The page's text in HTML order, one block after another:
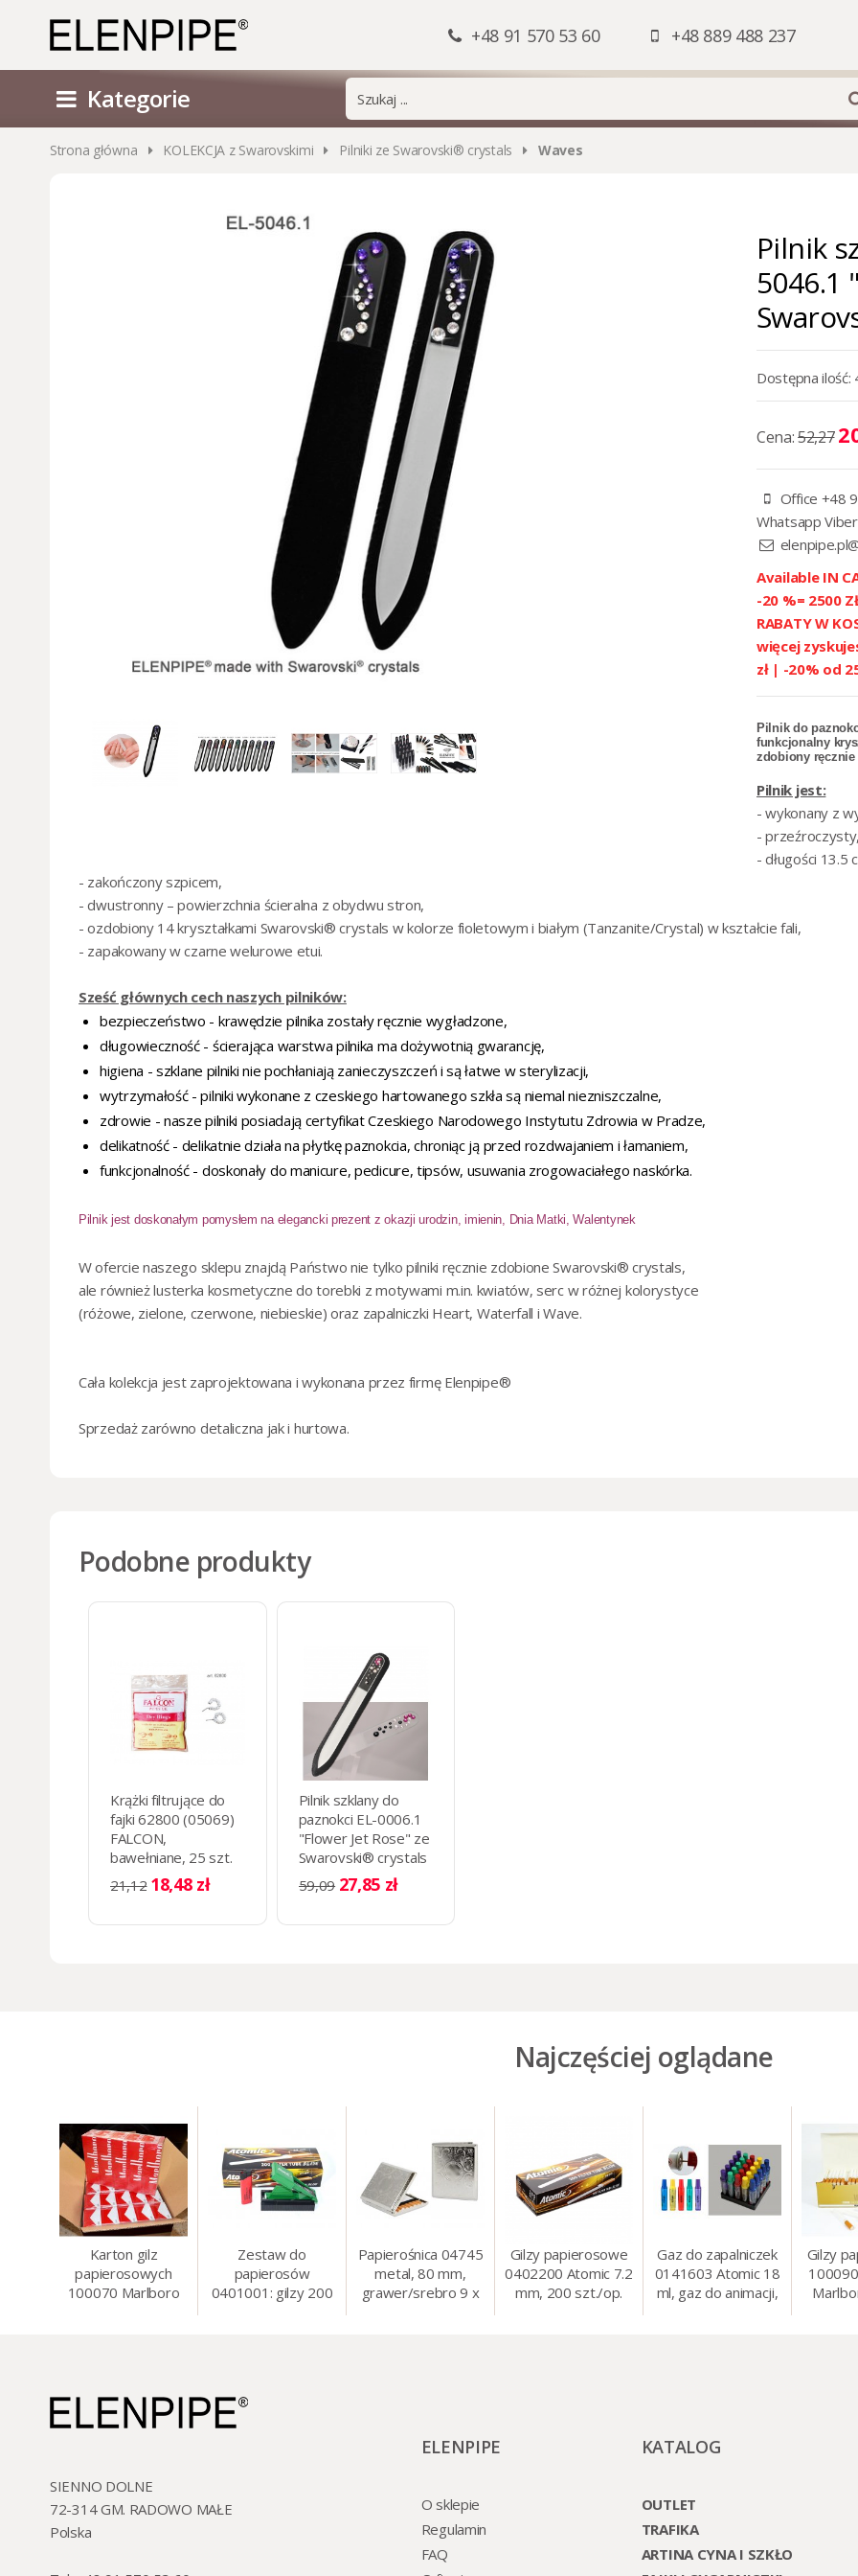
+48 91 570 53 60 +48 889 488 237
Kategorie
Strona główna KOLEKCJA z Swarovskimi Pilniki ze Swarovski® crystals Waves
Pilnik
5046.1
Dostępna ilość:
Cena:52,27
Office +48
Whatsapp
Available IN
-20 %= 2500
RABATY W
więcej
zł | -20% od
Pilnik do
funkcjonalny
zdobiony ręcznie
Pilnik jest:
- wykonany z
-
- długości 13.5
- zakończony szpicem,
- dwustronny – powierzchnia ścieralna z obydwu stron,
- ozdobiony 14 kryształkami Swarovski® crystals w kolorze fioletowym i białym (Tanzanite/Crystal) w kształcie fali,
- zapakowany w czarne welurowe etui.
Sześć głównych cech naszych pilników:
bezpieczeństwo - krawędzie pilnika zostały ręcznie wygładzone,
długowieczność - ścierająca warstwa pilnika ma dożywotnią gwarancję,
higiena - szklane pilniki nie pochłaniają zanieczyszczeń i są łatwe w sterylizacji,
wytrzymałość - pilniki wykonane z czeskiego hartowanego szkła są niemal niezniszczalne,
zdrowie - nasze pilniki posiadają certyfikat Czeskiego Narodowego Instytutu Zdrowia w Pradze,
delikatność - delikatnie działa na płytkę paznokcia, chroniąc ją przed rozdwajaniem i łamaniem,
funkcjonalność - doskonały do manicure, pedicure, tipsów, usuwania zrogowaciałego naskórka.
Pilnik jest doskonałym pomysłem na elegancki prezent z okazji urodzin, imienin, Dnia Matki, Walentynek
W ofercie naszego sklepu znajdą Państwo nie tylko pilniki ręcznie zdobione Swarovski® crystals,
ale równieżlusterka kosmetyczne do torebki z motywami m.in. kwiatów, sercw różnej kolorystyce
(różowe, zielone, czerwone, niebieskie) oraz zapalniczki Heart, Waterfall iWave.
Cała kolekcja jest zaprojektowana i wykonana przez firmę Elenpipe®
Sprzedaż zarówno detaliczna jak i hurtowa.
Podobne produkty
Krążki filtrujące do
fajki 62800 (05069)
FALCON,
bawełniane, 25 szt.
21,12 18,48 zł
Pilnik szklany do
paznokci EL-0006.1
"Flower Jet Rose" ze
Swarovski® crystals
59,09 27,85 zł
Najczęściej oglądane
Karton gilz
papierosowych
100070 Marlboro
Zestaw do
papierosów
0401001: gilzy 200
Papierośnica 04745
metal, 80 mm,
grawer/srebro 9 x
Gilzy papierosowe
0402200 Atomic 7.2
mm, 200 szt./op.
Gaz do zapalniczek
0141603 Atomic 18
ml, gaz do animacji,
Gilzy
SIENNO DOLNE
72-314 GM. RADOWO MAŁE
Polska
ELENPIPE
O sklepie
Regulamin
FAQ
KATALOG
OUTLET
TRAFIKA
ARTINA CYNA I SZKŁO